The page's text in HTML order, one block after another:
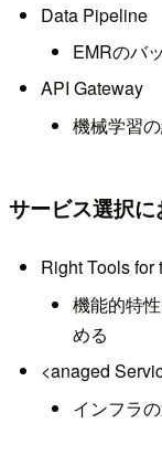
Data Pipeline
EMRのバ
API Gateway
機械学習
サービス選択
Right Tools for
機能的特
める
<anaged
インフラ